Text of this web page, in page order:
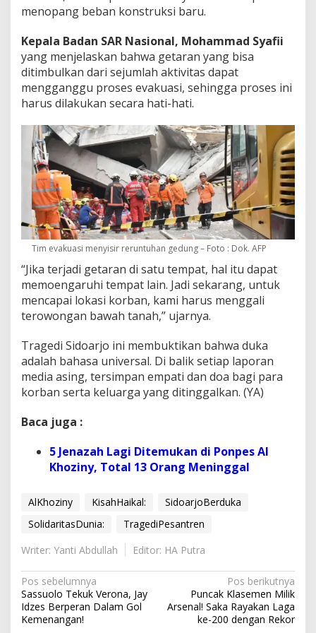
menopang beban konstruksi baru.
Kepala Badan SAR Nasional, Mohammad Syafii
yang menjelaskan bahwa getaran yang bisa
ditimbulkan dari sejumlah aktivitas dapat
mengganggu proses evakuasi, sehingga proses ini
harus dilakukan secara hati-hati.
Tim evakuasi menyisir reruntuhan gedung – Foto : Dok. AFP
“Jika terjadi getaran di satu tempat, hal itu dapat
memoengaruhi tempat lain. Jadi sekarang, untuk
mencapai lokasi korban, kami harus menggali
terowongan bawah tanah,” ujarnya.
Tragedi Sidoarjo ini membuktikan bahwa duka
adalah bahasa universal. Di balik setiap laporan
media asing, tersimpan empati dan doa bagi para
korban serta keluarga yang ditinggalkan. (YA)
Baca juga :
5 Jenazah Lagi Ditemukan di Ponpes Al
Khoziny, Total 13 Orang Meninggal
AlKhoziny KisahHaikal:
SidoarjoBerduka
SolidaritasDunia:
TragediPesantren
Writer: Yanti Abdullah
Editor: HA Putra
N
a
v
Pos sebelumnya
Sassuolo Tekuk Verona, Jay
Idzes Berperan Dalam Gol
Kemenangan!
Pos berikutnya
Puncak Klasemen Milik
Arsenal! Saka Rayakan Laga
ke-200 dengan Rekor